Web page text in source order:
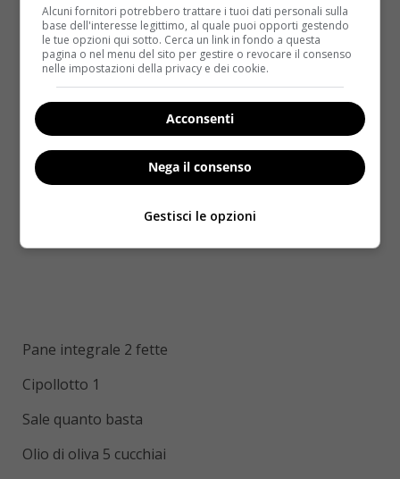
Finocchio 1
Avocado 1
Pane integrale 2 fette
Cipollotto 1
Sale quanto basta
Olio di oliva 5 cucchiai
Alcuni fornitori potrebbero trattare i tuoi dati personali sulla
base dell'interesse legittimo, al quale puoi opporti gestendo
le tue opzioni qui sotto. Cerca un link in fondo a questa
pagina o nel menu del sito per gestire o revocare il consenso
nelle impostazioni della privacy e dei cookie.
Acconsenti
Nega il consenso
Gestisci le opzioni